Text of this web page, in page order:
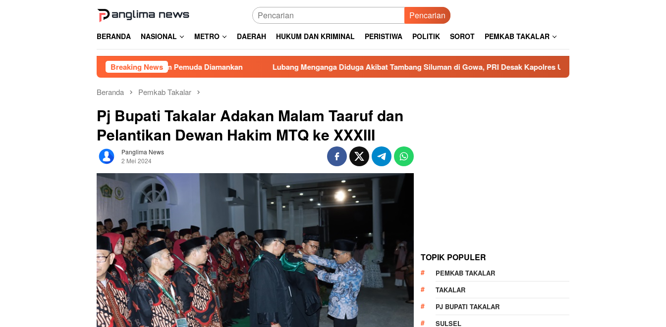
Pencarian
BERANDA NASIONAL METRO DAERAH HUKUM DAN KRIMINAL PERISTIWA POLITIK SOROT PEMKAB TAKALAR
Breaking News
Judi Balap Liar di Gowa, Enam Pemuda Diamankan Lubang Menganga Diduga Akibat Tambang Siluman di Gowa, PRI Desak Kapolres Usut Tuntas
Beranda Pemkab Takalar
Pj Bupati Takalar Adakan Malam Taaruf dan
Pelantikan Dewan Hakim MTQ ke XXXIII
Panglima News
2 Mei 2024
TOPIK POPULER
PEMKAB TAKALAR
TAKALAR
PJ BUPATI TAKALAR
SULSEL